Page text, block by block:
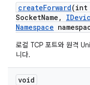
createForward(int
SocketName ,
Namespace
로컬 TCP 포트와 원격
니다.
void